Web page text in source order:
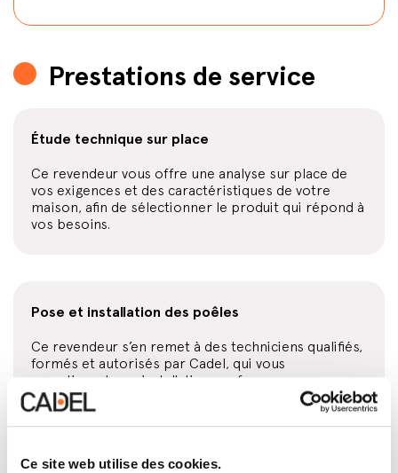
Ce site web utilise des cookies.
Prestations de service
Étude technique sur place
Ce revendeur vous offre une analyse sur place de
vos exigences et des caractéristiques de votre
maison, afin de sélectionner le produit qui répond à
vos besoins.
Pose et installation des poêles
Ce revendeur s’en remet à des techniciens qualifiés,
formés et autorisés par Cadel, qui vous
garantissent une installation conforme aux normes
en vigueur et dénuée d’erreur.